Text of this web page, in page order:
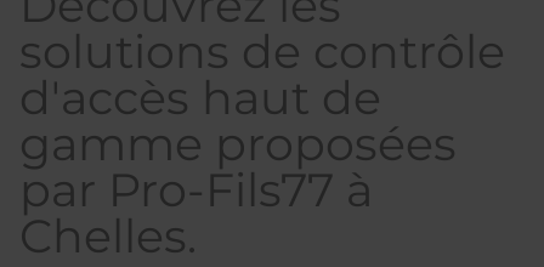
solutions de contrôle
d'accès haut de
gamme proposées
par Pro-Fils77 à
Chelles.